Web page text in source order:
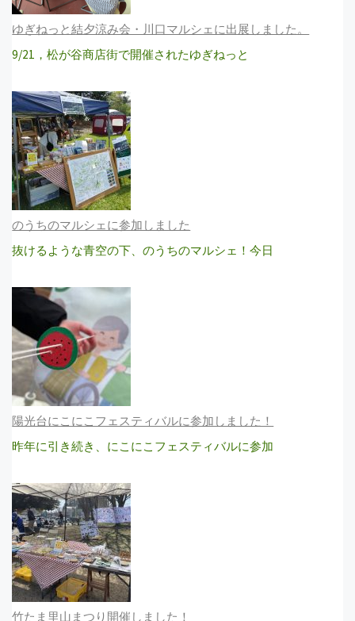
ゆぎねっと結夕涼み会・川口マルシェに出展しました。
9/21，松が谷商店街で開催されたゆぎねっと
のうちのマルシェに参加しました
抜けるような青空の下、のうちのマルシェ！今日
陽光台にこにこフェスティバルに参加しました！
昨年に引き続き、にこにこフェスティバルに参加
竹たま里山まつり開催しました！